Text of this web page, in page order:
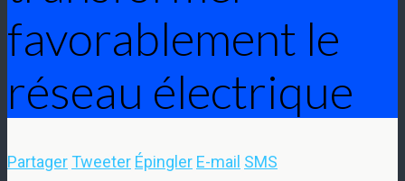
favorablement le
réseau électrique
Partager Tweeter Épingler E-mail SMS